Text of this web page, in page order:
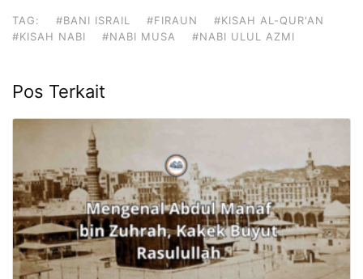
TAG: #BANI ISRAIL #FIRAUN
#KISAH AL-QUR'AN
#KISAH NABI
#NABI MUSA #NABI ULUL AZMI
Pos Terkait